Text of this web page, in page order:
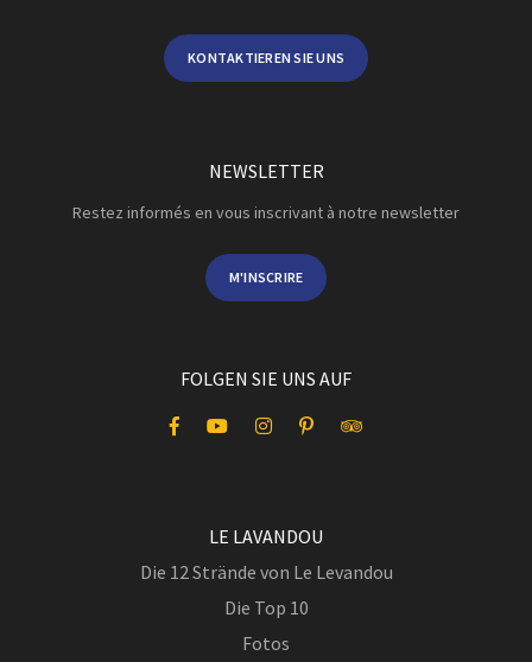
KONTAKTIEREN SIE UNS
NEWSLETTER
Restez informés en vous inscrivant à notre newsletter
M'INSCRIRE
FOLGEN SIE UNS AUF
LE LAVANDOU
Die 12 Strände von Le Levandou
Die Top 10
Fotos